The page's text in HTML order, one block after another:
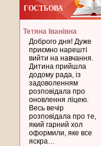
ГОСТЬОВА
Тетяна Іванівна
Доброго дня! Дуже
приємно нарешті
вийти на навчання.
Дитина прийшла
додому рада, із
задоволенням
розповідала про
оновлення ліцею.
Весь вечір
розповідала про те,
який гарний хол
оформили, яке все
яскра…